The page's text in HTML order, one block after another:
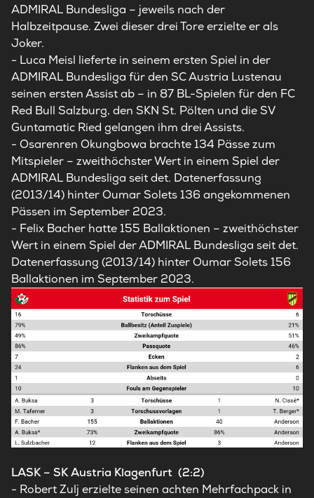
ADMIRAL Bundesliga – jeweils nach der
Halbzeitpause. Zwei dieser drei Tore erzielte er als
Joker.
- Luca Meisl lieferte in seinem ersten Spiel in der
ADMIRAL Bundesliga für den SC Austria Lustenau
seinen ersten Assist ab – in 87 BL-Spielen für den FC
Red Bull Salzburg, den SKN St. Pölten und die SV
Guntamatic Ried gelangen ihm drei Assists.
- Osarenren Okungbowa brachte 134 Pässe zum
Mitspieler – zweithöchster Wert in einem Spiel der
ADMIRAL Bundesliga seit det. Datenerfassung
(2013/14) hinter Oumar Solets 136 angekommenen
Pässen im September 2023.
- Felix Bacher hatte 155 Ballaktionen – zweithöchster
Wert in einem Spiel der ADMIRAL Bundesliga seit det.
Datenerfassung (2013/14) hinter Oumar Solets 156
Ballaktionen im September 2023.
LASK – SK Austria Klagenfurt (2:2)
- Robert Zulj erzielte seinen achten Mehrfachpack in